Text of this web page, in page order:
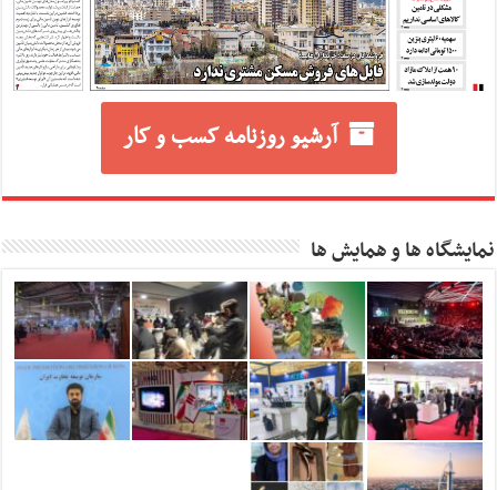
آرشیو روزنامه کسب و کار
نمایشگاه ها و همایش ها